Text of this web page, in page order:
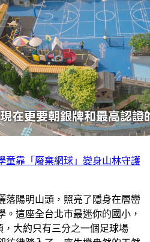
童靠「廢棄網球」變身山林守護
落陽明山頭，照亮了隱身在層巒
。這座全台北市最迷你的國小，
，大約只有三分之一個足球場